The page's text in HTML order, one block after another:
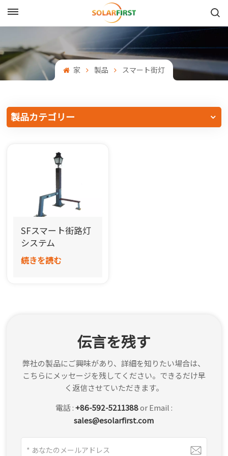
English
Français
中文
Português
한국어
بالعربية
家 製品 スマート街灯
製品カテゴリー
SFスマート街路灯
システム
続きを読む
伝言を残す
弊社の製品にご興味があり、詳細を知りたい場合は、
こちらにメッセージを残してください。できるだけ早
く返信させていただきます。
電話 : +86-592-5211388or Email :
sales@esolarfirst.com